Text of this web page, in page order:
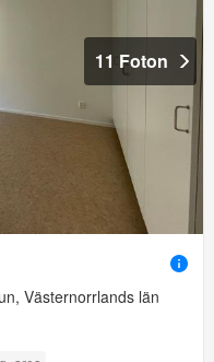
11 Foton
Västernorrlands län